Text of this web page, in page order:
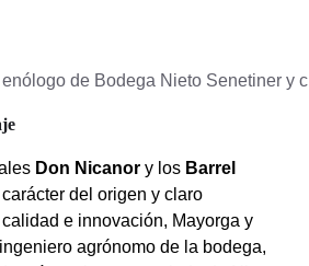
de Bodega Nieto Senetiner y
Don Nicanor y los Barrel
del origen y claro
e innovación, Mayorga y
agrónomo de la bodega,